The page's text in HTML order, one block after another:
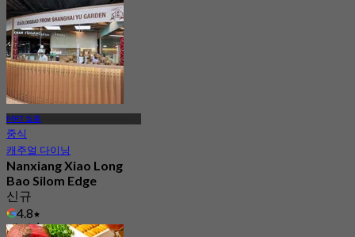
MRT 씰롬
중식
캐주얼 다이닝
Nanxiang Xiao Long
Bao Silom Edge
신규
4.8
에서฿ 157